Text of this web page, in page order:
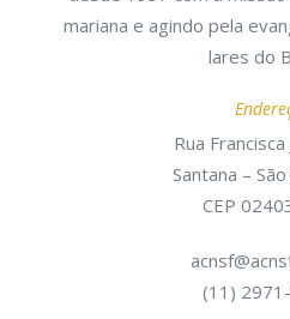
mariana e agindo pela
lares do
Rua Francisca
Santana –
CEP
(11)